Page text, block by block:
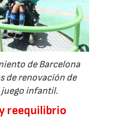
de Barcelona
de renovación de
juego infantil.
reequilibrio